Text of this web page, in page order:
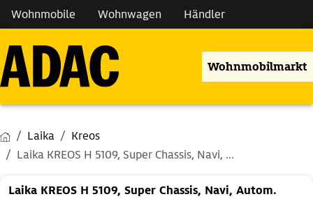
Wohnmobile Wohnwagen Händler
Wohnmobilmarkt
Laika
Kreos
Laika KREOS H 5109, Super Chassis, Navi, ...
Laika KREOS H 5109, Super Chassis, Navi, Autom.